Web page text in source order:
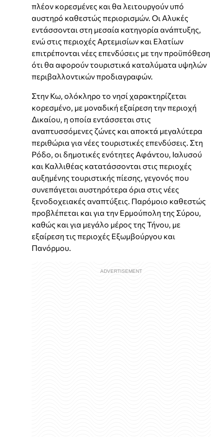
πλέον κορεσμένες και θα λειτουργούν υπό
αυστηρό καθεστώς περιορισμών. Οι Αλυκές
εντάσσονται στη μεσαία κατηγορία ανάπτυξης,
ενώ στις περιοχές Αρτεμισίων και Ελατίων
επιτρέπονται νέες επενδύσεις με την προϋπόθεση
ότι θα αφορούν τουριστικά καταλύματα υψηλών
περιβαλλοντικών προδιαγραφών.
Στην Κω, ολόκληρο το νησί χαρακτηρίζεται
κορεσμένο, με μοναδική εξαίρεση την περιοχή
Δικαίου, η οποία εντάσσεται στις
αναπτυσσόμενες ζώνες και αποκτά μεγαλύτερα
περιθώρια για νέες τουριστικές επενδύσεις. Στη
Ρόδο, οι δημοτικές ενότητες Αφάντου, Ιαλυσού
και Καλλιθέας κατατάσσονται στις περιοχές
αυξημένης τουριστικής πίεσης, γεγονός που
συνεπάγεται αυστηρότερα όρια στις νέες
ξενοδοχειακές αναπτύξεις. Παρόμοιο καθεστώς
προβλέπεται και για την Ερμούπολη της Σύρου,
καθώς και για μεγάλο μέρος της Τήνου, με
εξαίρεση τις περιοχές Εξωμβούργου και
Πανόρμου.